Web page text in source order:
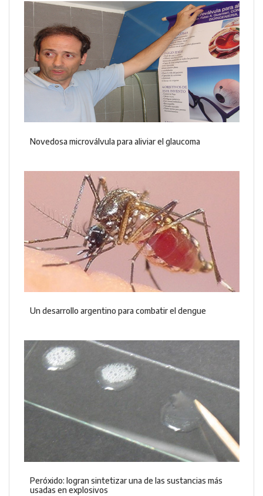
Novedosa microválvula para aliviar el glaucoma
Un desarrollo argentino para combatir el dengue
Peróxido: logran sintetizar una de las sustancias más
usadas en explosivos